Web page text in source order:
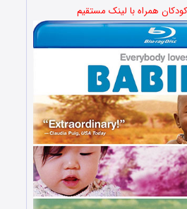
همراه با لینک مستقیم